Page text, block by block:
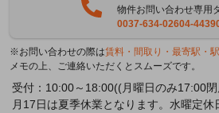
物件お問い合わせ専用
0037-634-02604-
※お問い合わせの際は賃料・間取り・最寄駅・
メモの上、ご連絡いただくとスムーズです。
受付：10:00～18:00((月曜日のみ17:00閉
月17日は夏季休業となります。水曜定